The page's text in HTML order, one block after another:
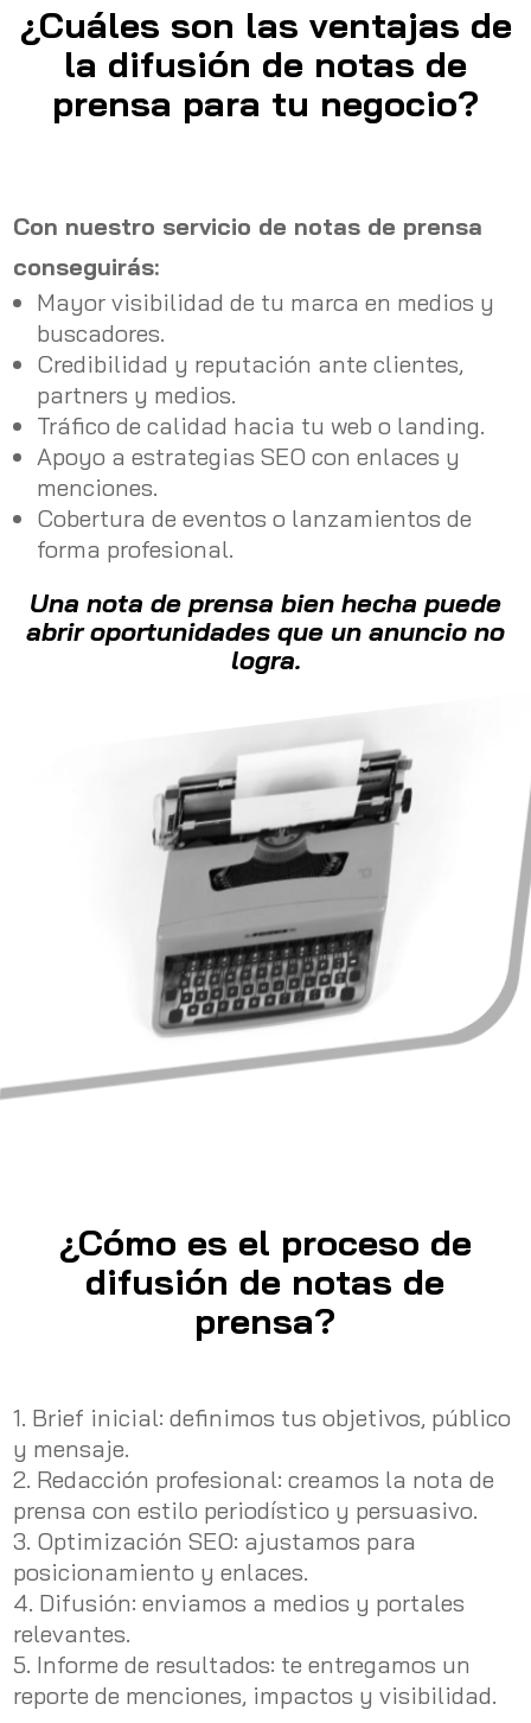
¿Cuáles son las ventajas de
la difusión de notas de
prensa para tu negocio?
Con nuestro servicio de notas de prensa
conseguirás:
Mayor visibilidad de tu marca en medios y
buscadores.
Credibilidad y reputación ante clientes,
partners y medios.
Tráfico de calidad hacia tu web o landing.
Apoyo a estrategias SEO con enlaces y
menciones.
Cobertura de eventos o lanzamientos de
forma profesional.
Una nota de prensa bien hecha puede
abrir oportunidades que un anuncio no
logra.
¿Cómo es el proceso de
difusión de notas de
prensa?
Brief inicial: definimos tus objetivos, público
y mensaje.
Redacción profesional: creamos la nota de
prensa con estilo periodístico y persuasivo.
Optimización SEO: ajustamos para
posicionamiento y enlaces.
Difusión: enviamos a medios y portales
relevantes.
Informe de resultados: te entregamos un
reporte de menciones, impactos y visibilidad.